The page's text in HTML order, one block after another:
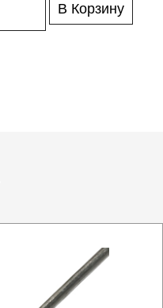
В Корзину